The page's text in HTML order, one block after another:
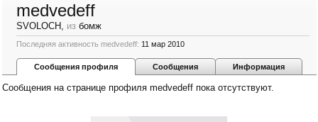
medvedeff
SVOLOCH, из бомж
Последняя активность medvedeff: 11 мар 2010
Сообщения профиля Сообщения Информация
Сообщения на странице профиля medvedeff пока отсутствуют.